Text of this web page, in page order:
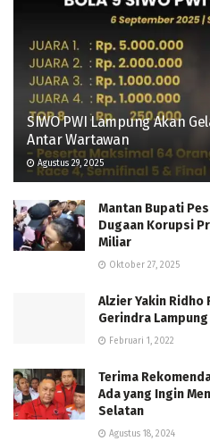
SIWO PWI Lampung Akan
Antar Wartawan
Agustus 29, 2025
Mantan Bupati
Dugaan Korupsi
Miliar
Oktober 27, 2025
Alzier Yakin Ridho
Gerindra Lampung
Februari 1, 2022
Terima
Ada yang Ingin
Selatan
Agustus 18, 2024